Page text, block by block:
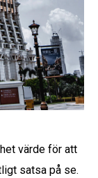
värde för att
satsa på se.